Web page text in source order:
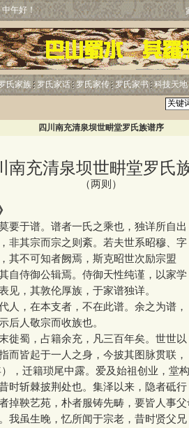
中午好！
氏家族 罗氏家话 罗氏家传 罗氏家书 科技天地
四川南充清泉坝世畊堂罗氏族谱序
南充清泉坝世畊堂罗氏
（两则）
于谱。谱者一氏之乘也，独详所自出
非其宗而宗之则紊。若夫世系昭穆、字
其不可知者阙焉，斯克昭世次励宗盟
自侍御公辑焉。侍御天性纯谨，以家学
见，其敦伦厚族，于家谱独详。
，在本支者，不在此谱。余之为谱，
后人敬宗而收族也。
蜀，占籍余充，凡三百年矣。世世以
而皆起于一人之身，今披其图脉贯联，
，迁籍琐尾中露。爱及始祖创业，堂构
时斩棘披荆处也。集泽以来，隐者砥行
掉鞅艺苑，朴者服铸先畴，要皆人事
我虽生晚，忆所闻于宗老，昔时贤父